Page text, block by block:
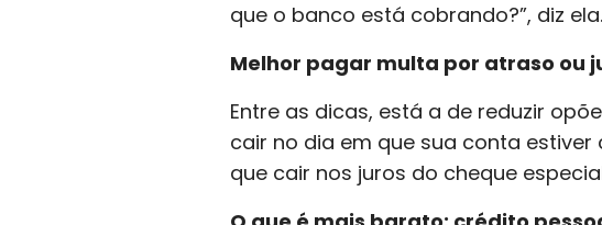
que o banco está cobrando?”, diz ela.
Melhor pagar multa por atraso ou
Entre as dicas, está a de reduzir
cair no dia em que sua conta
que cair nos juros do cheque